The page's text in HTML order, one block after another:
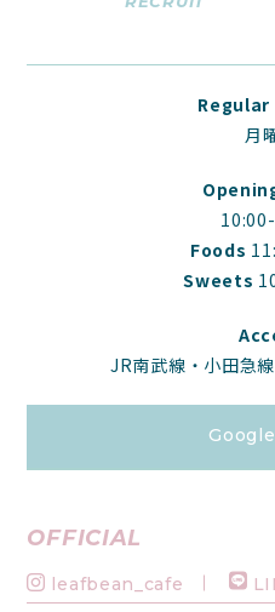
月
Foods
Sweets
JR南武線・小田急
OFFICIAL
leafbean_cafe